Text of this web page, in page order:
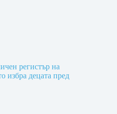
регистър на
избра децата пред